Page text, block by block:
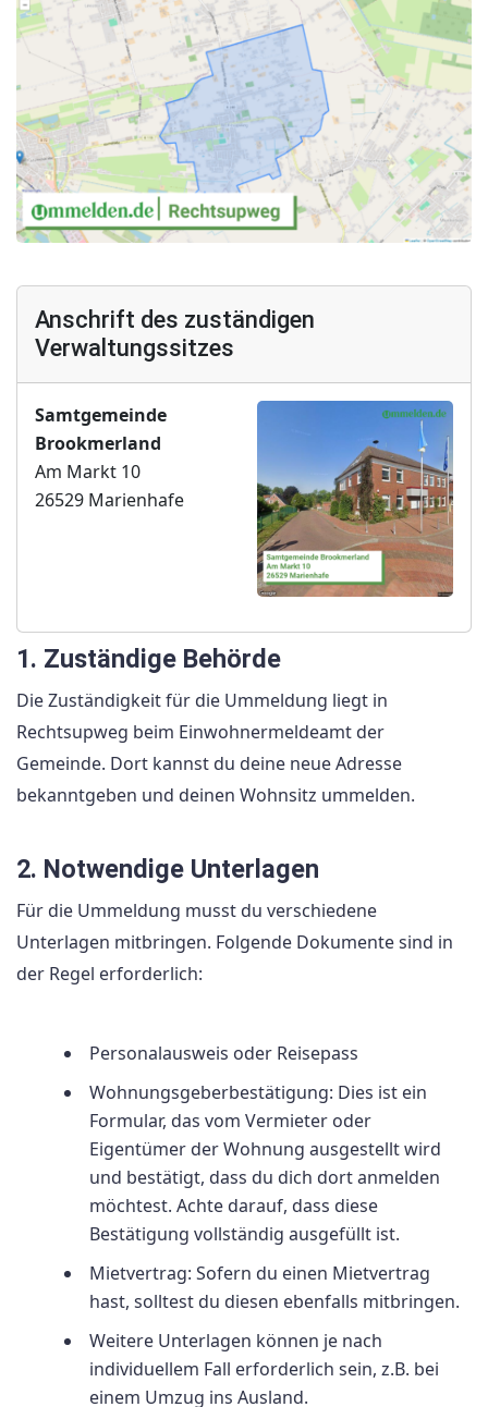
Anschrift des zuständigen
Verwaltungssitzes
Samtgemeinde
Brookmerland
Am Markt 10
26529 Marienhafe
1. Zuständige Behörde
Die Zuständigkeit für die Ummeldung liegt in
Rechtsupweg beim Einwohnermeldeamt der
Gemeinde. Dort kannst du deine neue Adresse
bekanntgeben und deinen Wohnsitz ummelden.
2. Notwendige Unterlagen
Für die Ummeldung musst du verschiedene
Unterlagen mitbringen. Folgende Dokumente sind in
der Regel erforderlich:
Personalausweis oder Reisepass
Wohnungsgeberbestätigung: Dies ist ein
Formular, das vom Vermieter oder
Eigentümer der Wohnung ausgestellt wird
und bestätigt, dass du dich dort anmelden
möchtest. Achte darauf, dass diese
Bestätigung vollständig ausgefüllt ist.
Mietvertrag: Sofern du einen Mietvertrag
hast, solltest du diesen ebenfalls mitbringen.
Weitere Unterlagen können je nach
individuellem Fall erforderlich sein, z.B. bei
einem Umzug ins Ausland.